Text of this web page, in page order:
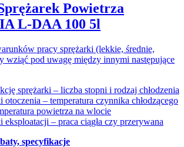
Powietrza
L-DAA 100 5l
pracy sprężarki (lekkie, średnie,
wziąć pod uwagę między innymi następujące
sprężarki – liczba stopni i rodzaj chłodzenia
otoczenia – temperatura czynnika chłodzącego
powietrza na wlocie
eksploatacji – praca ciągła czy przerywana
specyfikacje